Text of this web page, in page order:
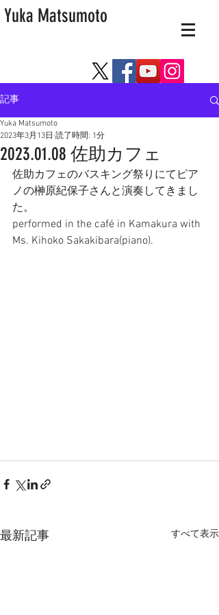
Yuka Matsumoto
記事
2023.01.08 佐助カフェ
Yuka Matsumoto
2023年3月13日 読了時間: 1分
佐助カフェのバスキング祭りにてピア
ノの榊原紀保子さんと演奏してきまし
た。
performed in the café in Kamakura with
Ms. Kihoko Sakakibara(piano).
最新記事 すべて表示